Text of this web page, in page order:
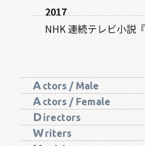
2017
NHK 連続テレビ小説
A ctors / Male
A ctors / Female
D irectors
Writers